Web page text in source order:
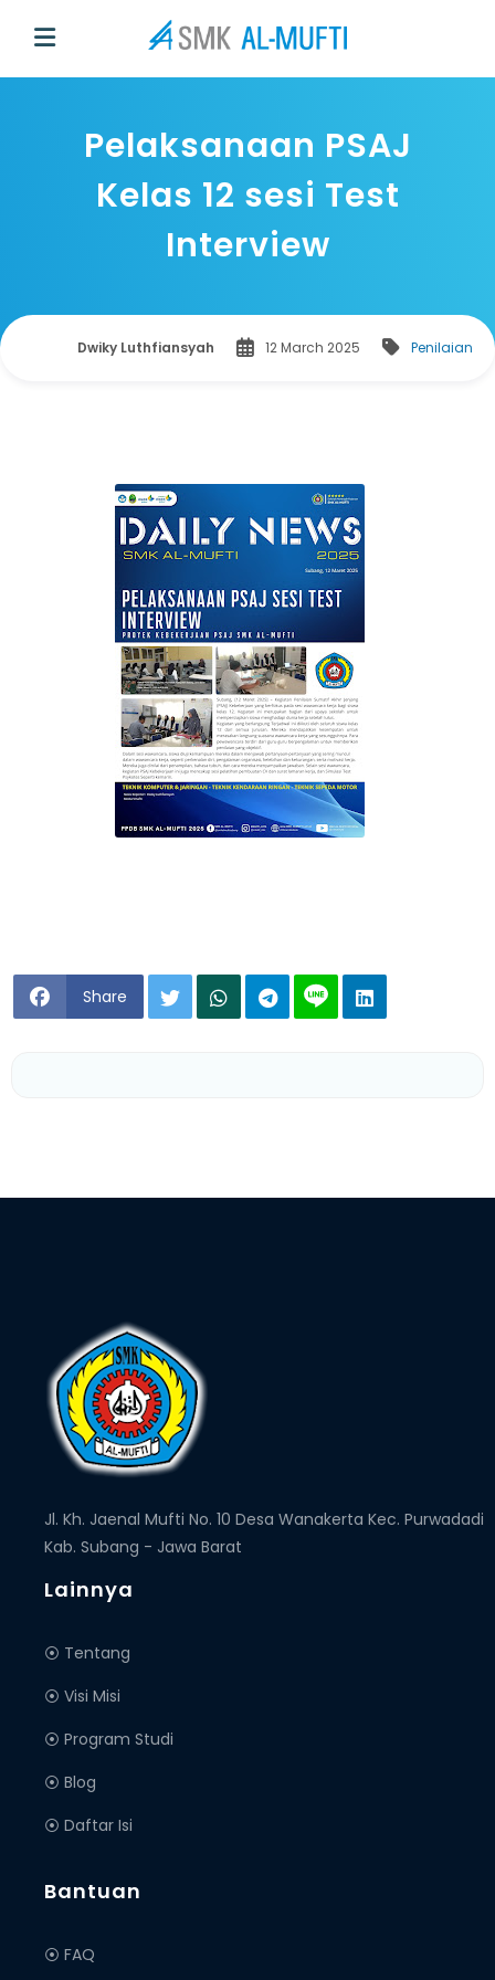
Pelaksanaan PSAJ
Kelas 12 sesi Test
Interview
Dwiky Luthfiansyah 12 March 2025 Penilaian
Share
Jl. Kh. Jaenal Mufti No. 10 Desa Wanakerta Kec. Purwadadi
Kab. Subang - Jawa Barat
Lainnya
⦿ Tentang
⦿ Visi Misi
⦿ Program Studi
⦿ Blog
⦿ Daftar Isi
Bantuan
⦿ FAQ